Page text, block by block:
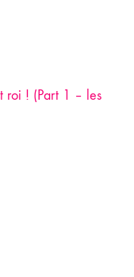
roi ! (Part 1 – les